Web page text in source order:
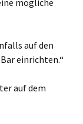
mögliche
auf den
einrichten.“
auf dem